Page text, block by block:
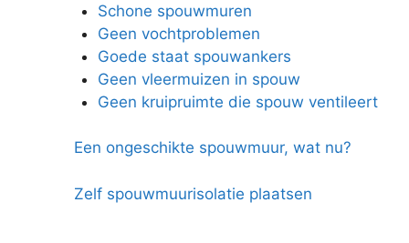
Schone spouwmuren
Geen vochtproblemen
Goede staat spouwankers
Geen vleermuizen in spouw
Geen kruipruimte die spouw ventileert
Een ongeschikte spouwmuur, wat nu?
Zelf spouwmuurisolatie plaatsen